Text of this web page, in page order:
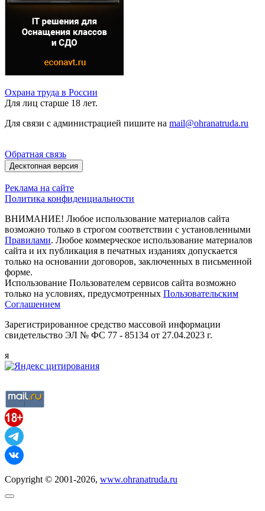
Охрана труда в России
Для лиц старше 18 лет.
Для связи с администрацией пишите на mail@ohranatruda.ru
Обратная связь
Десктопная версия
Реклама на сайте
Политика конфиденциальности
ВНИМАНИЕ! Любое использование материалов сайта
возможно только в строгом соответствии с установленными
Правилами. Любое коммерческое использование материалов
сайта и их публикация в печатных изданиях допускается
только на основании договоров, заключенных в письменной
форме.
Использование Пользователем сервисов сайта возможно
только на условиях, предусмотренных Пользовательским
Соглашением
Зарегистрированное средство массовой информации
свидетельство ЭЛ № ФС 77 - 85134 от 27.04.2023 г.
я
Copyright © 2001-2026, www.ohranatruda.ru